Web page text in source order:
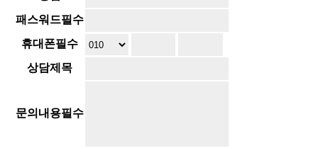
패스워드필수
휴대폰필수
상담제목
문의내용필수